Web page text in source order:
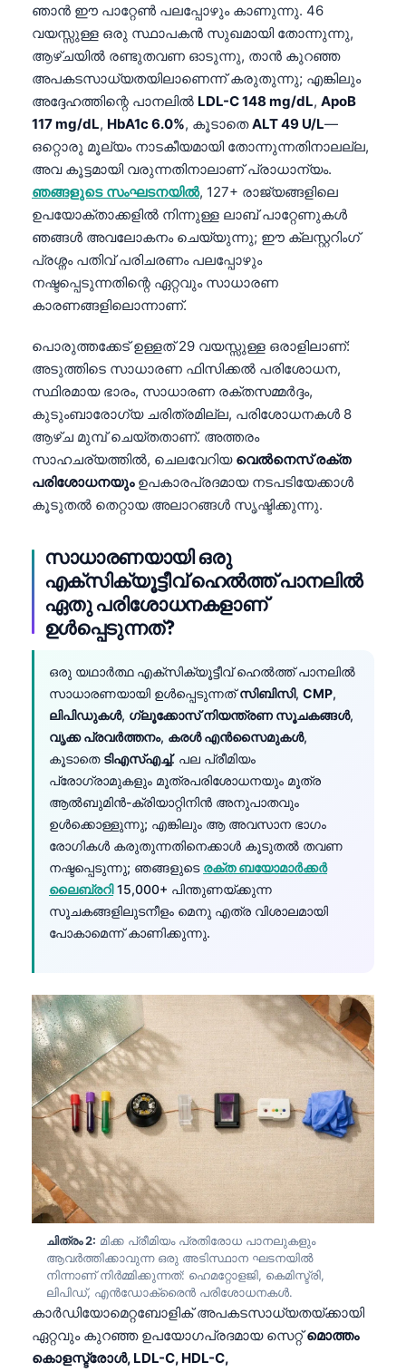
ഞാൻ ഈ പാറ്റേൺ പലപ്പോഴും കാണുന്നു. 46
വയസ്സുള്ള ഒരു സ്ഥാപകൻ സുഖമായി തോന്നുന്നു,
ആഴ്ചയിൽ രണ്ടുതവണ ഓടുന്നു, താൻ കുറഞ്ഞ
അപകടസാധ്യതയിലാണെന്ന് കരുതുന്നു; എങ്കിലും
അദ്ദേഹത്തിന്റെ പാനലിൽ LDL-C 148 mg/dL, ApoB
117 mg/dL, HbA1c 6.0%, കൂടാതെALT 49 U/L—
ഒറ്റൊരു മൂല്യം നാടകീയമായി തോന്നുന്നതിനാലല്ല,
അവ കൂട്ടമായി വരുന്നതിനാലാണ് പ്രാധാന്യം.
ഞങ്ങളുടെ സംഘടനയിൽ, 127+ രാജ്യങ്ങളിലെ
ഉപയോക്താക്കളിൽ നിന്നുള്ള ലാബ് പാറ്റേണുകൾ
ഞങ്ങൾ അവലോകനം ചെയ്യുന്നു; ഈ ക്ലസ്റ്ററിംഗ്
പ്രശ്നം പതിവ് പരിചരണം പലപ്പോഴും
നഷ്ടപ്പെടുന്നതിന്റെ ഏറ്റവും സാധാരണ
കാരണങ്ങളിലൊന്നാണ്.
പൊരുത്തക്കേട് ഉള്ളത് 29 വയസ്സുള്ള ഒരാളിലാണ്:
അടുത്തിടെ സാധാരണ ഫിസിക്കൽ പരിശോധന,
സ്ഥിരമായ ഭാരം, സാധാരണ രക്തസമ്മർദ്ദം,
കുടുംബാരോഗ്യ ചരിത്രമില്ല, പരിശോധനകൾ 8
ആഴ്ച മുമ്പ് ചെയ്തതാണ്. അത്തരം
സാഹചര്യത്തിൽ, ചെലവേറിയ വെൽനെസ് രക്ത
പരിശോധനയുംഉപകാരപ്രദമായ നടപടിയേക്കാൾ
കൂടുതൽ തെറ്റായ അലാറങ്ങൾ സൃഷ്ടിക്കുന്നു.
സാധാരണയായി ഒരു
എക്സിക്യൂട്ടീവ് ഹെൽത്ത് പാനലിൽ
ഏതു പരിശോധനകളാണ്
ഉൾപ്പെടുന്നത്?
ഒരു യഥാർത്ഥ എക്സിക്യൂട്ടീവ് ഹെൽത്ത് പാനലിൽ
സാധാരണയായി ഉൾപ്പെടുന്നത്സിബിസി, CMP,
ലിപിഡുകൾ, ഗ്ലൂക്കോസ് നിയന്ത്രണ സൂചകങ്ങൾ,
വൃക്ക പ്രവർത്തനം, കരൾ എൻസൈമുകൾ,
കൂടാതെ ടിഎസ്എച്ച്. പല പ്രീമിയം
പ്രോഗ്രാമുകളും മൂത്രപരിശോധനയും മൂത്ര
ആൽബുമിൻ-ക്രിയാറ്റിനിൻ അനുപാതവും
ഉൾക്കൊള്ളുന്നു; എങ്കിലും ആ അവസാന ഭാഗം
രോഗികൾ കരുതുന്നതിനെക്കാൾ കൂടുതൽ തവണ
നഷ്ടപ്പെടുന്നു; ഞങ്ങളുടെ രക്ത ബയോമാർക്കർ
ലൈബ്രറി15,000+ പിന്തുണയ്ക്കുന്ന
സൂചകങ്ങളിലുടനീളം മെനു എത്ര വിശാലമായി
പോകാമെന്ന് കാണിക്കുന്നു.
ചിത്രം 2: മിക്ക പ്രീമിയം പ്രതിരോധ പാനലുകളും
ആവർത്തിക്കാവുന്ന ഒരു അടിസ്ഥാന ഘടനയിൽ
നിന്നാണ് നിർമ്മിക്കുന്നത്: ഹെമറ്റോളജി, കെമിസ്ട്രി,
ലിപിഡ്, എൻഡോക്രൈൻ പരിശോധനകൾ.
കാർഡിയോമെറ്റബോളിക് അപകടസാധ്യതയ്ക്കായി
ഏറ്റവും കുറഞ്ഞ ഉപയോഗപ്രദമായ സെറ്റ്മൊത്തം
കൊളസ്ട്രോൾ, LDL-C, HDL-C,